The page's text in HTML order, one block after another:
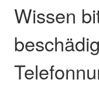
Wissen